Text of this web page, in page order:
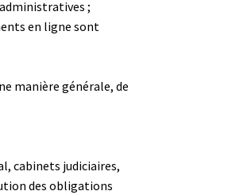
;
en ligne sont
manière générale, de
cabinets judiciaires,
des obligations